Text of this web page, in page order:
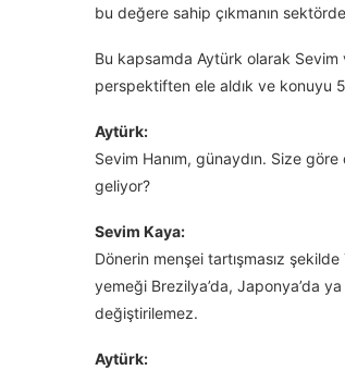
bu değere sahip çıkmanın
Bu kapsamda Aytürk olarak Sevim
perspektiften ele aldık ve konuyu
Aytürk:
Sevim Hanım, günaydın. Size
geliyor?
Sevim Kaya:
Dönerin menşei tartışmasız
yemeği Brezilya’da, Japonya’da
değiştirilemez.
Aytürk: